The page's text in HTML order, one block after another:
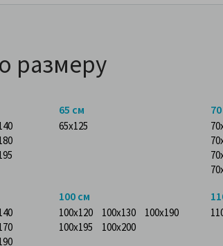
размеру
65 см
65x125
100 см
100x120 100x130
100x190
100x195
100x200